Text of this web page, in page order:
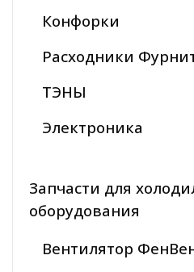
Конфорки
Расходники
ТЭНЫ
Электроника
Запчасти для
оборудования
Вентилятор